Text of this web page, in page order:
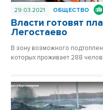
29.03.2021 ОБЩЕСТВО
Власти готовят
Легостаево
В зону возможного
которых проживает 288